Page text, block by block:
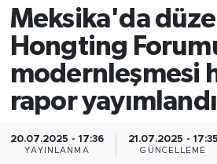
Meksika'da
Hongting
modernleşmesi
rapor yayımlandı
20.07.2025 - 17:36
YAYINLANMA
21.07.2025 - 17:35
GÜNCELLEME
Dünya
Politika
Kültür - Sanat ve Tarih
Yaşam